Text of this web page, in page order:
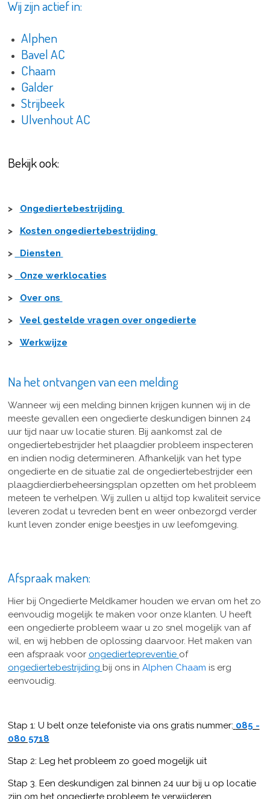
Wij zijn actief in:
Alphen
Bavel AC
Chaam
Galder
Strijbeek
Ulvenhout AC
Bekijk ook:
> Ongediertebestrijding
> Kosten ongediertebestrijding
> Diensten
> Onze werklocaties
> Over ons
> Veel gestelde vragen over ongedierte
> Werkwijze
Na het ontvangen van een melding
Wanneer wij een melding binnen krijgen kunnen wij in de
meeste gevallen een ongedierte deskundigen binnen 24
uur tijd naar uw locatie sturen. Bij aankomst zal de
ongediertebestrijder het plaagdier probleem inspecteren
en indien nodig determineren. Afhankelijk van het type
ongedierte en de situatie zal de ongediertebestrijder een
plaagdierdierbeheersingsplan opzetten om het probleem
meteen te verhelpen. Wij zullen u altijd top kwaliteit service
leveren zodat u tevreden bent en weer onbezorgd verder
kunt leven zonder enige beestjes in uw leefomgeving.
Afspraak maken:
Hier bij Ongedierte Meldkamer houden we ervan om het zo
eenvoudig mogelijk te maken voor onze klanten. U heeft
een ongedierte probleem waar u zo snel mogelijk van af
wil, en wij hebben de oplossing daarvoor. Het maken van
een afspraak voor ongediertepreventie of
ongediertebestrijding bij ons in Alphen Chaam is erg
eenvoudig.
Stap 1: U belt onze telefoniste via ons gratis nummer: 085 -
080 5718
Stap 2: Leg het probleem zo goed mogelijk uit
Stap 3. Een deskundigen zal binnen 24 uur bij u op locatie